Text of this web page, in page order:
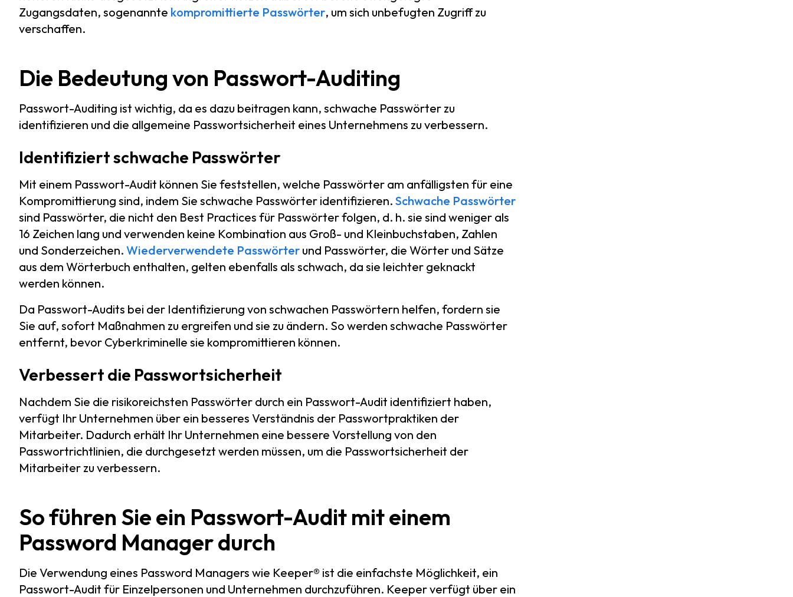
Zugangsdaten, sogenannte kompromittierte Passwörter, um sich unbefugten Zugriff zu
verschaffen.
Die Bedeutung von Passwort-Auditing
Passwort-Auditing ist wichtig, da es dazu beitragen kann, schwache Passwörter zu
identifizieren und die allgemeine Passwortsicherheit eines Unternehmens zu verbessern.
Identifiziert schwache Passwörter
Mit einem Passwort-Audit können Sie feststellen, welche Passwörter am anfälligsten für eine
Kompromittierung sind, indem Sie schwache Passwörter identifizieren. Schwache Passwörter
sind Passwörter, die nicht den Best Practices für Passwörter folgen, d. h. sie sind weniger als
16 Zeichen lang und verwenden keine Kombination aus Groß- und Kleinbuchstaben, Zahlen
und Sonderzeichen. Wiederverwendete Passwörter und Passwörter, die Wörter und Sätze
aus dem Wörterbuch enthalten, gelten ebenfalls als schwach, da sie leichter geknackt
werden können.
Da Passwort-Audits bei der Identifizierung von schwachen Passwörtern helfen, fordern sie
Sie auf, sofort Maßnahmen zu ergreifen und sie zu ändern. So werden schwache Passwörter
entfernt, bevor Cyberkriminelle sie kompromittieren können.
Verbessert die Passwortsicherheit
Nachdem Sie die risikoreichsten Passwörter durch ein Passwort-Audit identifiziert haben,
verfügt Ihr Unternehmen über ein besseres Verständnis der Passwortpraktiken der
Mitarbeiter. Dadurch erhält Ihr Unternehmen eine bessere Vorstellung von den
Passwortrichtlinien, die durchgesetzt werden müssen, um die Passwortsicherheit der
Mitarbeiter zu verbessern.
So führen Sie ein Passwort-Audit mit einem
Password Manager durch
Die Verwendung eines Password Managers wie Keeper® ist die einfachste Möglichkeit, ein
Passwort-Audit für Einzelpersonen und Unternehmen durchzuführen. Keeper verfügt über ein